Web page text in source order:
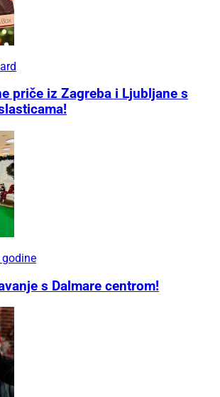
priče iz Zagreba i Ljubljane s
godine
s Dalmare centrom!